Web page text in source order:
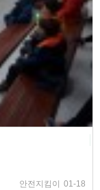
안전지킴이 01-18